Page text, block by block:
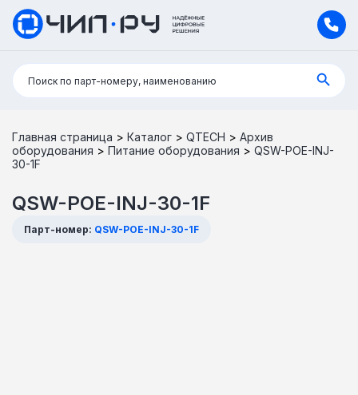
Поиск:
Поиск по парт-номеру, наименованию
Главная страница > Каталог > QTECH > Архив
оборудования > Питание оборудования > QSW-POE-INJ-
30-1F
QSW-POE-INJ-30-1F
Парт-номер: QSW-POE-INJ-30-1F